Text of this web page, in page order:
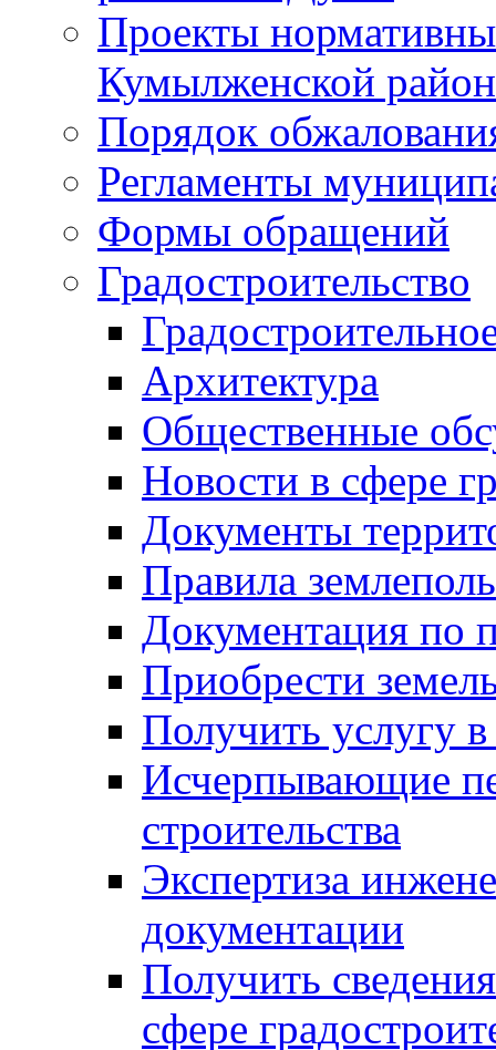
Проекты
Кумылженской
Порядок
Регламенты
Формы обращений
Градостроительство
Архитектура
Общественные
Новости в сфере
Документы
Правила
Документация по
Приобрести
Получить услугу в
Исчерпывающие
строительства
Экспертиза
документации
Получить
сфере